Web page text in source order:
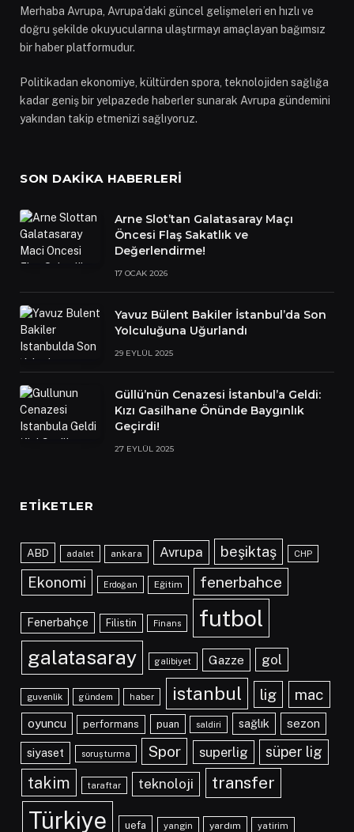
Merhaba Avrupa, Avrupa’daki güncel gelişmeleri en hızlı ve
doğru şekilde okuyucularına ulaştırmayı amaçlayan bağımsız
bir haber platformudur.
Politikadan ekonomiye, kültürden spora, teknolojiden sağlığa
kadar geniş bir yelpazede haberler sunarak Avrupa gündemini
yakından takip etmenizi sağlıyoruz.
SON DAKIKA HABERLERI
Arne Slot’tan Galatasaray Maçı
Öncesi Flaş Sakatlık ve
Değerlendirme!
17 OCAK 2026
Yavuz Bülent Bakiler İstanbul’da Son
Yolculuğuna Uğurlandı
29 EYLÜL 2025
Güllü’nün Cenazesi İstanbul’a Geldi:
Kızı Gasilhane Önünde Baygınlık
Geçirdi!
27 EYLÜL 2025
ETIKETLER
ABD adalet ankara Avrupa beşiktaş CHP
Ekonomi Erdoğan Eğitim fenerbahce
Fenerbahçe Filistin Finans futbol
galatasaray galibiyet Gazze gol
guvenlik gündem haber istanbul lig mac
oyuncu performans puan saldiri sağlık sezon
siyaset soruşturma Spor superlig süper lig
takim taraftar teknoloji transfer
Türkiye uefa yangin yardım yatirim